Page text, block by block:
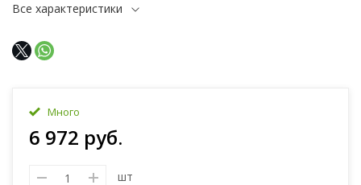
Все характеристики
Много
6 972 руб.
шт